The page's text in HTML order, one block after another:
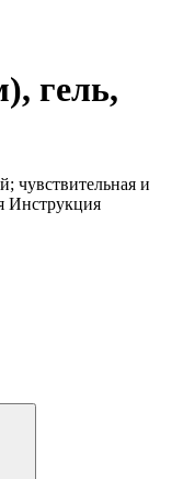
гель,
чувствительная и
Инструкция